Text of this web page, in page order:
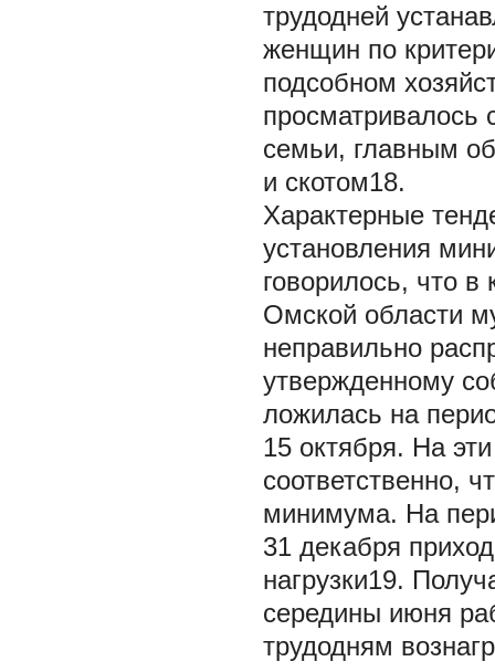
трудодней
женщин по
подсобном
просматривалось
семьи, главным
и скотом18.
Характерные
установления
говорилось, что
Омской области
неправильно
утвержденному
ложилась на
15 октября. На
соответственно,
минимума. На
31 декабря
нагрузки19.
середины июня
трудодням